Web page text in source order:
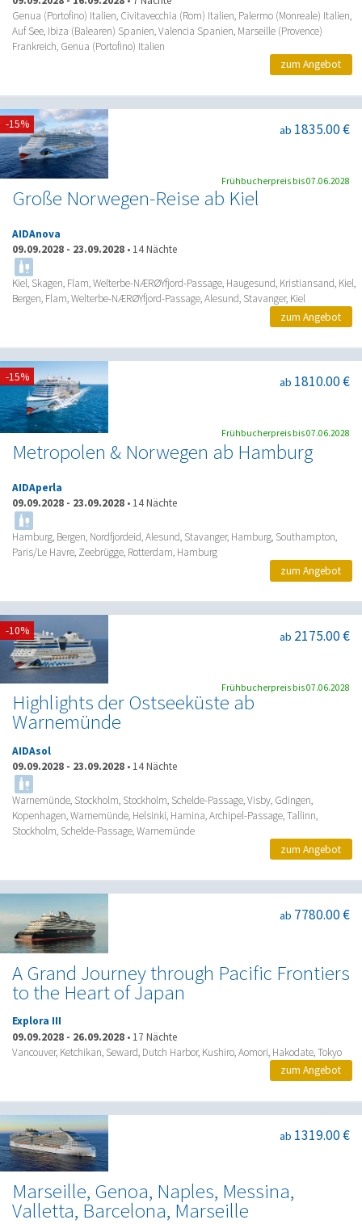
Genua (Portofino) Italien, Civitavecchia (Rom) Italien, Palermo (Monreale) Italien,
Auf See, Ibiza (Balearen) Spanien, Valencia Spanien, Marseille (Provence)
Frankreich, Genua (Portofino) Italien
zum Angebot
Große Norwegen-Reise ab Kiel
ab 1835.00 €
AIDAnova
09.09.2028 - 23.09.2028 • 14 Nächte
Kiel, Skagen, Flam, Welterbe-NÆRØYfjord-Passage, Haugesund, Kristiansand, Kiel,
Bergen, Flam, Welterbe-NÆRØYfjord-Passage, Alesund, Stavanger, Kiel
-15%
Frühbucherpreis bis 07.06.2028
zum Angebot
Metropolen & Norwegen ab Hamburg
ab 1810.00 €
AIDAperla
09.09.2028 - 23.09.2028 • 14 Nächte
Hamburg, Bergen, Nordfjordeid, Alesund, Stavanger, Hamburg, Southampton,
Paris/Le Havre, Zeebrügge, Rotterdam, Hamburg
-15%
Frühbucherpreis bis 07.06.2028
zum Angebot
Highlights der Ostseeküste ab
Warnemünde
ab 2175.00 €
AIDAsol
09.09.2028 - 23.09.2028 • 14 Nächte
Warnemünde, Stockholm, Stockholm, Schelde-Passage, Visby, Gdingen,
Kopenhagen, Warnemünde, Helsinki, Hamina, Archipel-Passage, Tallinn,
Stockholm, Schelde-Passage, Warnemünde
-10%
Frühbucherpreis bis 07.06.2028
zum Angebot
A Grand Journey through Pacific Frontiers
to the Heart of Japan
ab 7780.00 €
Explora III
09.09.2028 - 26.09.2028 • 17 Nächte
Vancouver, Ketchikan, Seward, Dutch Harbor, Kushiro, Aomori, Hakodate, Tokyo
zum Angebot
Marseille, Genoa, Naples, Messina,
Valletta, Barcelona, Marseille
ab 1319.00 €